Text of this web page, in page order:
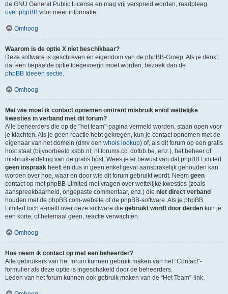
de GNU General Public License en mag vrij verspreid worden, raadpleeg
over phpBB voor meer informatie.
Omhoog
Waarom is de optie X niet beschikbaar?
Deze software is geschreven en eigendom van de phpBB-Groep. Als je denkt
dat een bepaalde optie toegevoegd moet worden, bezoek dan de
phpBB Ideeën sectie.
Omhoog
Met wie moet ik contact opnemen omtrent misbruik en/of wettelijke
kwesties in verband met dit forum?
Alle beheerders die op de "het team"-pagina vermeld worden, staan open voor
je klachten. Als je geen reactie hebt gekregen, kun je contact opnemen met de
eigenaar van het domein (dmv een whois lookup) of, als dit forum op een gratis
host staat (bijvoorbeeld xsbb.nl, nl.forums.cc, dotbb.be, enz.), het beheer of
misbruik-afdeling van de gratis host. Wees je er bewust van dat phpBB Limited
geen inspraak heeft en dus in geen enkel geval aansprakelijk gehouden kan
worden over hoe, waar en door wie dit forum gebruikt wordt. Neem geen
contact op met phpBB Limited met vragen over wettelijke kwesties (zoals
aanspreekbaarheid, ongepaste commentaar, enz.) die niet direct verband
houden met de phpBB.com-website of de phpBB-software. Als je phpBB
Limited toch e-mailt over deze software die gebruikt wordt door derden kun je
een korte, of helemaal geen, reactie verwachten.
Omhoog
Hoe neem ik contact op met een beheerder?
Alle gebruikers van het forum kunnen gebruik maken van het “Contact”-
formulier als deze optie is ingeschakeld door de beheerders.
Leden van het forum kunnen ook gebruik maken van de “Het Team”-link.